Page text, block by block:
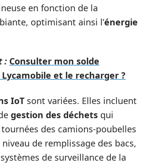
en fonction de la
optimisant ainsi l’énergie
: Consulter mon solde
et le recharger ?
IoT sont variées. Elles incluent
gestion des déchets qui
des camions-poubelles
de remplissage des bacs,
de surveillance de la